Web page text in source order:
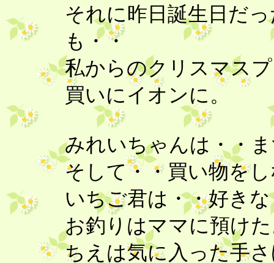
それに昨日誕生日だ
も・・
私からのクリスマス
買いにイオンに。
みれいちゃんは・・
そして・・買い物を
いちご君は・・好き
お釣りはママに預け
ちえは気に入った手